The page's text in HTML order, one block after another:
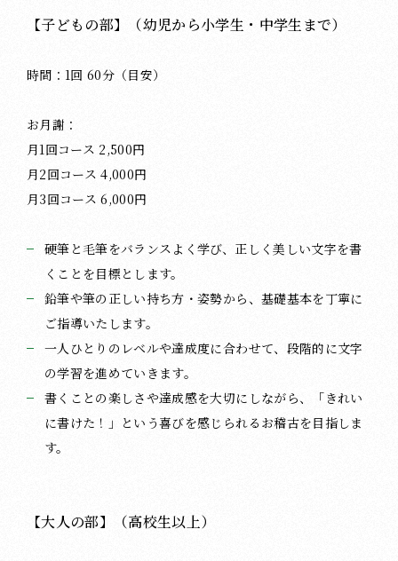
【子どもの部】（幼児から小学生・中学生まで）
時間：1回 60分（目安）
お月謝：
月1回コース 2,500円
月2回コース 4,000円
月3回コース 6,000円
硬筆と毛筆をバランスよく学び、正しく美しい文字を書
くことを目標とします。
鉛筆や筆の正しい持ち方・姿勢から、基礎基本を丁寧に
ご指導いたします。
一人ひとりのレベルや達成度に合わせて、段階的に文字
の学習を進めていきます。
書くことの楽しさや達成感を大切にしながら、「きれい
に書けた！」という喜びを感じられるお稽古を目指しま
す。
【大人の部】（高校生以上）